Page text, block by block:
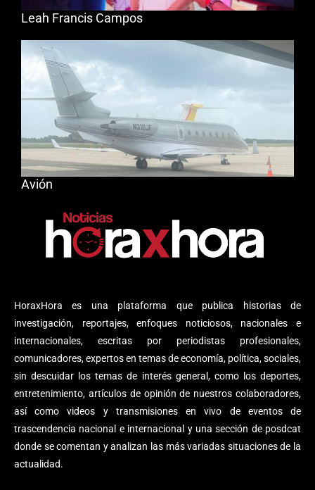
HoraxHora es una plataforma que publica historias de
investigación, reportajes, enfoques noticiosos, nacionales e
internacionales, escritas por periodistas profesionales,
comunicadores, expertos en temas de economía, política, sociales,
sin descuidar los temas de interés general, como los deportes,
entretenimiento, artículos de opinión de nuestros colaboradores,
así como videos y transmisiones en vivo de eventos de
trascendencia nacional e internacional y una sección de posdcat
donde se comentan y analizan las más variadas situaciones de la
actualidad.
Leah Francis Campos
Avión